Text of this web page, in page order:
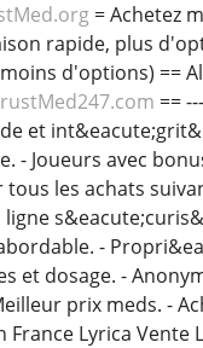
= Achetez
rapide, plus
d'options) ==
==
et
- Joueurs avec
les achats
-
et dosage. -
prix meds. -
France Lyrica Vente